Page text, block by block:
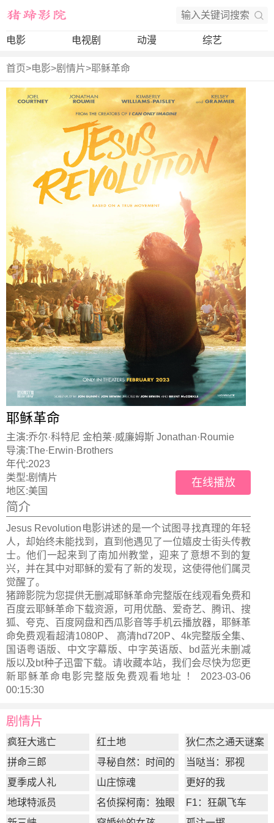
电影 电视剧 动漫 综艺
首页>电影>剧情片>耶稣革命
耶稣革命
主演:乔尔·科特尼 金柏莱·威廉姆斯 Jonathan·Roumie
导演:The·Erwin·Brothers
年代:2023
类型:剧情片
地区:美国
在线播放
简介
Jesus Revolution电影讲述的是一个试图寻找真理的年轻
人，却始终未能找到，直到他遇见了一位嬉皮士街头传教
士。他们一起来到了南加州教堂，迎来了意想不到的复
兴，并在其中对耶稣的爱有了新的发现，这使得他们属灵
觉醒了。
猪蹄影院为您提供无删减耶稣革命完整版在线观看免费和
百度云耶稣革命下载资源，可用优酷、爱奇艺、腾讯、搜
狐、夸克、百度网盘和西瓜影音等手机云播放器，耶稣革
命免费观看超清1080P、 高清hd720P、4k完整版全集、
国语粤语版、中文字幕版、中字英语版、bd蓝光未删减
版以及bt种子迅雷下载。请收藏本站，我们会尽快为您更
新耶稣革命电影完整版 免费观看地址 ！ 2023-03-06
00:15:30
剧情片
疯狂大逃亡 红土地
狄仁杰之通天谜案
拼命三郎
寻秘自然：时间的
形状
当哒当：邪视
夏季成人礼
山庄惊魂
更好的我
地球特派员
名侦探柯南：独眼
的残像
F1：狂飙飞车